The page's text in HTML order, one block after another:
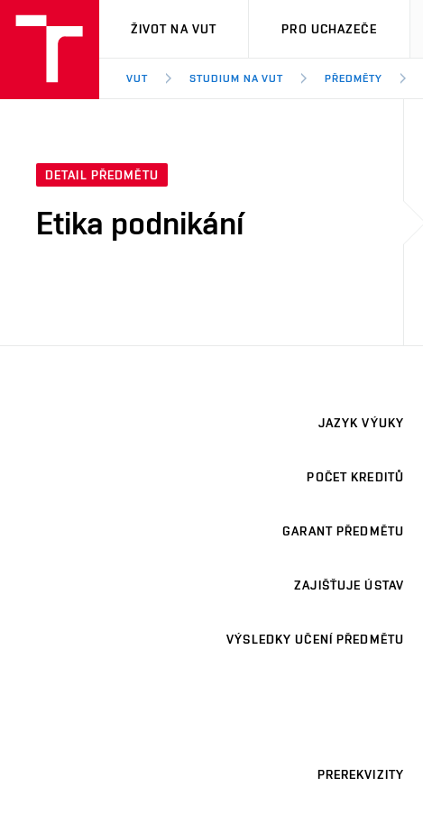
VUT
ŽIVOT NA VUT PRO UCHAZEČE
VUT STUDIUM NA VUT PŘEDMĚTY
DETAIL PŘEDMĚTU
Etika podnikání
JAZYK VÝUKY
POČET KREDITŮ
GARANT PŘEDMĚTU
ZAJIŠŤUJE ÚSTAV
VÝSLEDKY UČENÍ PŘEDMĚTU
PREREKVIZITY